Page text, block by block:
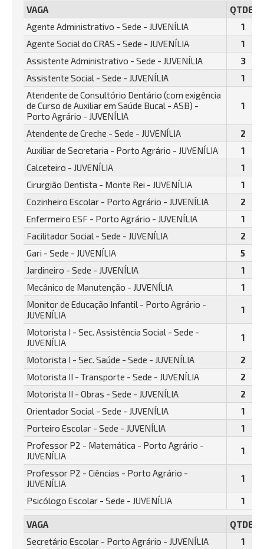
VAGA
QTDE.
Agente Administrativo - Sede - JUVENÍLIA
1
Agente Social do CRAS - Sede - JUVENÍLIA
1
Assistente Administrativo - Sede - JUVENÍLIA
3
Assistente Social - Sede - JUVENÍLIA
1
Atendente de Consultório Dentário (com exigência
de Curso de Auxiliar em Saúde Bucal - ASB) -
Porto Agrário - JUVENÍLIA
1
Atendente de Creche - Sede - JUVENÍLIA
2
Auxiliar de Secretaria - Porto Agrário - JUVENÍLIA
1
Calceteiro - JUVENÍLIA
1
Cirurgião Dentista - Monte Rei - JUVENÍLIA
1
Cozinheiro Escolar - Porto Agrário - JUVENÍLIA
2
Enfermeiro ESF - Porto Agrário - JUVENÍLIA
1
Facilitador Social - Sede - JUVENÍLIA
2
Gari - Sede - JUVENÍLIA
5
Jardineiro - Sede - JUVENÍLIA
1
Mecânico de Manutenção - JUVENÍLIA
1
Monitor de Educação Infantil - Porto Agrário -
JUVENÍLIA
1
Motorista I - Sec. Assistência Social - Sede -
JUVENÍLIA
1
Motorista I - Sec. Saúde - Sede - JUVENÍLIA
2
Motorista II - Transporte - Sede - JUVENÍLIA
2
Motorista II - Obras - Sede - JUVENÍLIA
2
Orientador Social - Sede - JUVENÍLIA
1
Porteiro Escolar - Sede - JUVENÍLIA
1
Professor P2 - Matemática - Porto Agrário -
JUVENÍLIA
1
Professor P2 - Ciências - Porto Agrário -
JUVENÍLIA
1
Psicólogo Escolar - Sede - JUVENÍLIA 1
VAGA
QTDE.
Secretário Escolar - Porto Agrário - JUVENÍLIA
1